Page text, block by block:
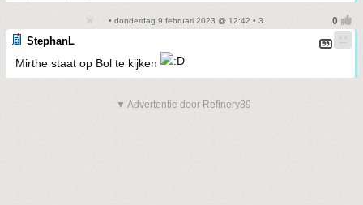
• donderdag 9 februari 2023 @ 12:42 • 3
StephanL
Mirthe staat op Bol te kijken
▼ Advertentie door Refinery89